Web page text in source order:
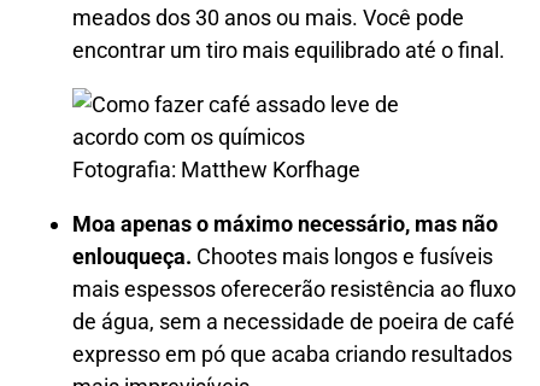
meados dos 30 anos ou mais. Você pode
encontrar um tiro mais equilibrado até o final.
Fotografia: Matthew Korfhage
Moa apenas o máximo necessário, mas não
enlouqueça. Chootes mais longos e fusíveis
mais espessos oferecerão resistência ao fluxo
de água, sem a necessidade de poeira de café
expresso em pó que acaba criando resultados